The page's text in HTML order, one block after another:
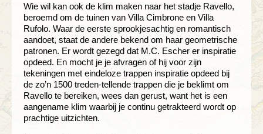
Wie wil kan ook de klim maken naar het stadje Ravello,
beroemd om de tuinen van Villa Cimbrone en Villa
Rufolo. Waar de eerste sprookjesachtig en romantisch
aandoet, staat de andere bekend om haar geometrische
patronen. Er wordt gezegd dat M.C. Escher er inspiratie
opdeed. En mocht je je afvragen of hij voor zijn
tekeningen met eindeloze trappen inspiratie opdeed bij
de zo’n 1500 treden-tellende trappen die je beklimt om
Ravello te bereiken, wees dan gerust, want het is een
aangename klim waarbij je continu getrakteerd wordt op
prachtige uitzichten.